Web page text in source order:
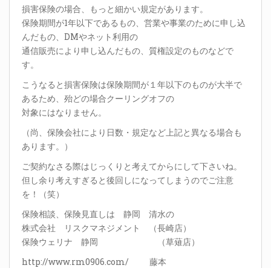
損害保険の場合、もっと細かい規定があります。
保険期間が1年以下であるもの、営業や事業のために申し込
んだもの、DMやネット利用の
通信販売により申し込んだもの、質権設定のものなどで
す。
こうなると損害保険は保険期間が１年以下のものが大半で
あるため、殆どの場合クーリングオフの
対象にはなりません。
（尚、保険会社により日数・規定など上記と異なる場合も
あります。）
ご契約なさる際はじっくりと考えてからにして下さいね。
但し余り考えすぎると後回しになってしまうのでご注意
を！（笑）
保険相談、保険見直しは 静岡 清水の
株式会社 リスクマネジメント （長崎店）
保険ウェリナ 静岡 （草薙店）
http://www.rm0906.com/ 藤本